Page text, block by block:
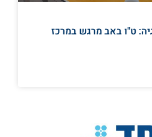
ט"ו באב מרגש במרכז